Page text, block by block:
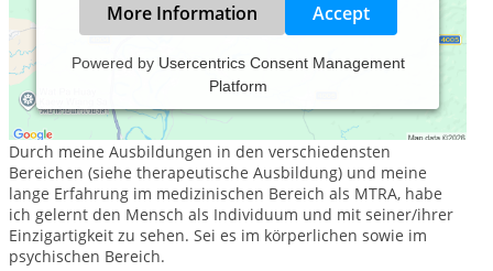
More Information Accept
Powered by Usercentrics Consent Management
Platform
In meiner Naturheilpraxis biete ich ihnen die Möglichkeit
eine ganzheiltiche Behandlung zu bekommen.
Durch meine Ausbildungen in den verschiedensten
Bereichen (siehe therapeutische Ausbildung) und meine
lange Erfahrung im medizinischen Bereich als MTRA, habe
ich gelernt den Mensch als Individuum und mit seiner/ihrer
Einzigartigkeit zu sehen. Sei es im körperlichen sowie im
psychischen Bereich.